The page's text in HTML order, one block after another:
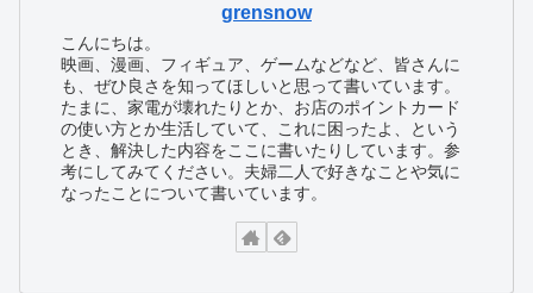
grensnow
こんにちは。
映画、漫画、フィギュア、ゲームなどなど、皆さんに
も、ぜひ良さを知ってほしいと思って書いています。
たまに、家電が壊れたりとか、お店のポイントカード
の使い方とか生活していて、これに困ったよ、という
とき、解決した内容をここに書いたりしています。参
考にしてみてください。夫婦二人で好きなことや気に
なったことについて書いています。